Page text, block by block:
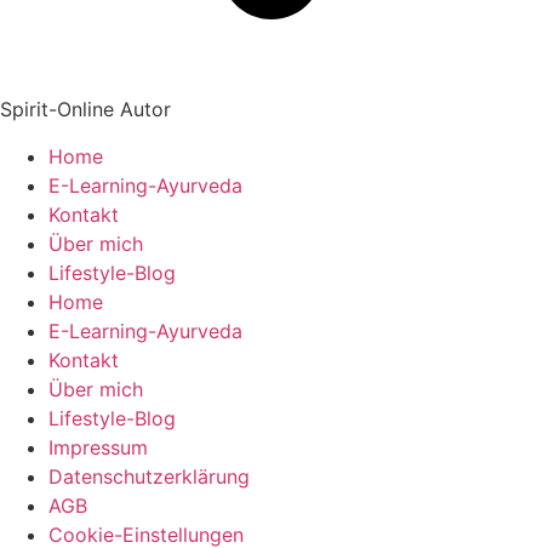
Spirit-Online Autor
Home
E-Learning-Ayurveda
Kontakt
Über mich
Lifestyle-Blog
Home
E-Learning-Ayurveda
Kontakt
Über mich
Lifestyle-Blog
Impressum
Datenschutzerklärung
AGB
Cookie-Einstellungen